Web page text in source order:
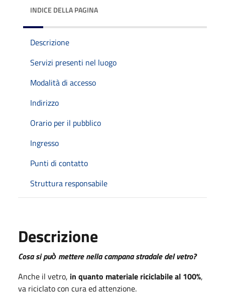
INDICE DELLA PAGINA
Descrizione
Servizi presenti nel luogo
Modalità di accesso
Indirizzo
Orario per il pubblico
Ingresso
Punti di contatto
Struttura responsabile
Descrizione
Cosa si può̀ mettere nella campana stradale del vetro?
Anche il vetro, in quanto materiale riciclabile al 100%,
va riciclato con cura ed attenzione.